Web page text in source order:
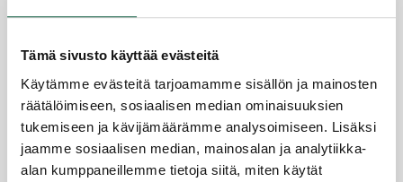
Tämä sivusto käyttää evästeitä
Käytämme evästeitä tarjoamamme sisällön ja mainosten
räätälöimiseen, sosiaalisen median ominaisuuksien
tukemiseen ja kävijämäärämme analysoimiseen. Lisäksi
jaamme sosiaalisen median, mainosalan ja analytiikka-
alan kumppaneillemme tietoja siitä, miten käytät